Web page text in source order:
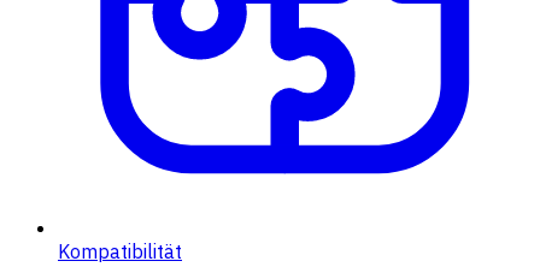
Kompatibilität